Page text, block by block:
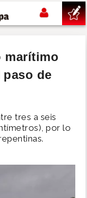
marítimo
de
tres a seis
por lo